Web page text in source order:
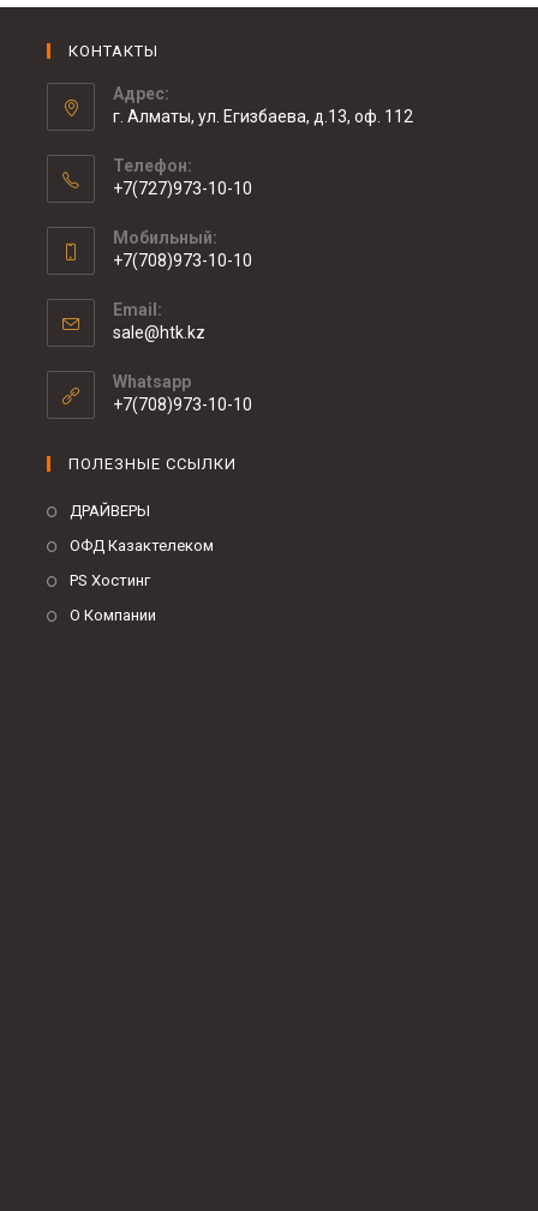
КОНТАКТЫ
Адрес:
г. Алматы, ул. Егизбаева, д.13, оф. 112
Телефон:
+7(727)973-10-10
Мобильный:
+7(708)973-10-10
Email:
sale@htk.kz
Whatsapp
+7(708)973-10-10
ПОЛЕЗНЫЕ ССЫЛКИ
ДРАЙВЕРЫ
ОФД Казактелеком
PS Хостинг
О Компании